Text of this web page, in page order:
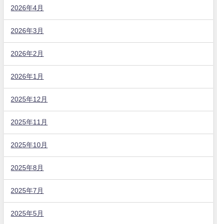
2026年4月
2026年3月
2026年2月
2026年1月
2025年12月
2025年11月
2025年10月
2025年8月
2025年7月
2025年5月